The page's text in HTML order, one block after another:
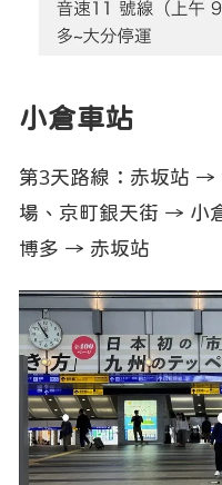
小倉車站
第3天路線：赤坂站
場、京町銀天街 →
博多 → 赤坂站